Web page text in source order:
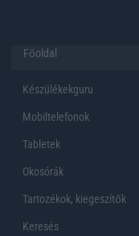
Főoldal
Készülékekguru
Mobiltelefonok
Tabletek
Okosórák
Tartozékok, kiegeszítők
Keresés